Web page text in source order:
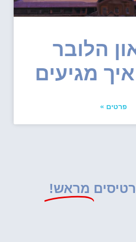
הלובר
מגיעים
פרטים »
מראש!